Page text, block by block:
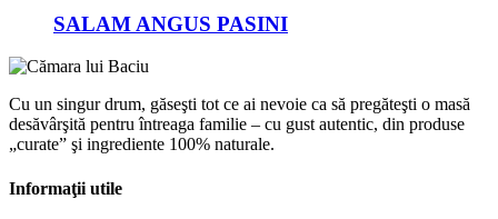
SALAM ANGUS PASINI
Cu un singur drum, găseşti tot ce ai nevoie ca să pregăteşti o masă
desăvârşită pentru întreaga familie – cu gust autentic, din produse
„curate” şi ingrediente 100% naturale.
Informaţii utile